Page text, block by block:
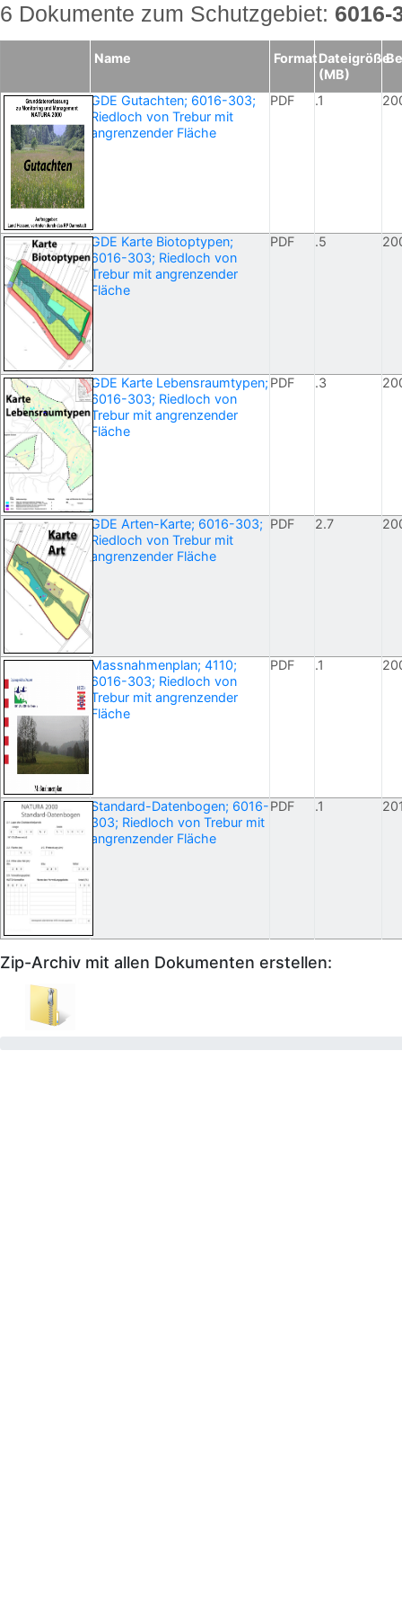
6 Dokumente zum Schutzgebiet: 6016-
Name FormatDateigröße
(MB)
GDE Gutachten; 6016-303;
Riedloch von Trebur mit
angrenzender Fläche
PDF .1
GDE Karte Biotoptypen;
6016-303; Riedloch von
Trebur mit angrenzender
Fläche
PDF .5
GDE Karte Lebensraumtypen;
6016-303; Riedloch von
Trebur mit angrenzender
Fläche
PDF .3
GDE Arten-Karte; 6016-303;
Riedloch von Trebur mit
angrenzender Fläche
PDF 2.7
Massnahmenplan; 4110;
6016-303; Riedloch von
Trebur mit angrenzender
Fläche
PDF .1
Standard-Datenbogen; 6016-
303; Riedloch von Trebur mit
angrenzender Fläche
PDF .1
Zip-Archiv mit allen Dokumenten erstellen: